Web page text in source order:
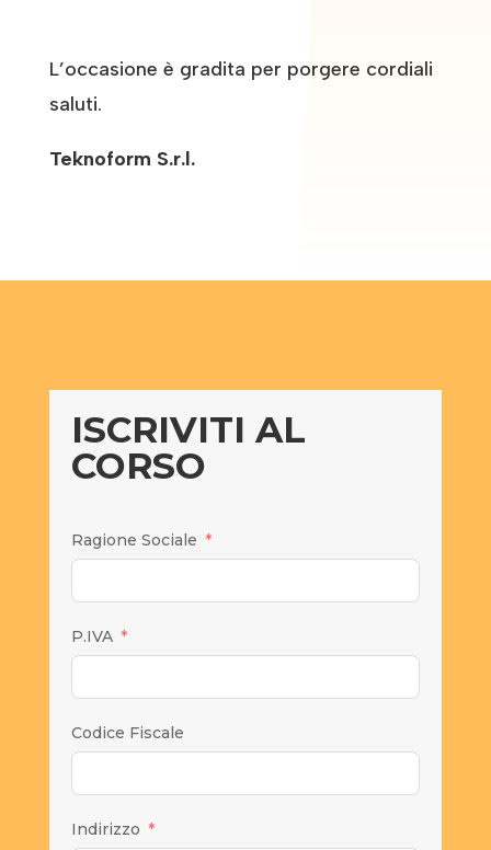
L’occasione è gradita per porgere cordiali
saluti.
Teknoform S.r.l.
ISCRIVITI AL
CORSO
Ragione Sociale
P.IVA
Codice Fiscale
Indirizzo